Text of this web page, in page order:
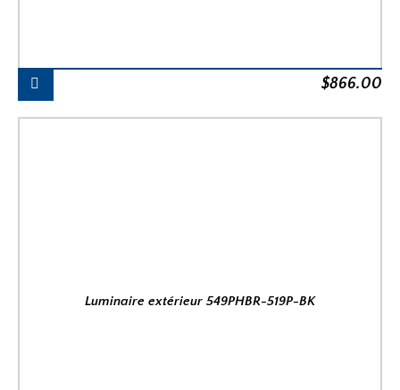
$866.00
Luminaire extérieur 549PHBR-519P-BK